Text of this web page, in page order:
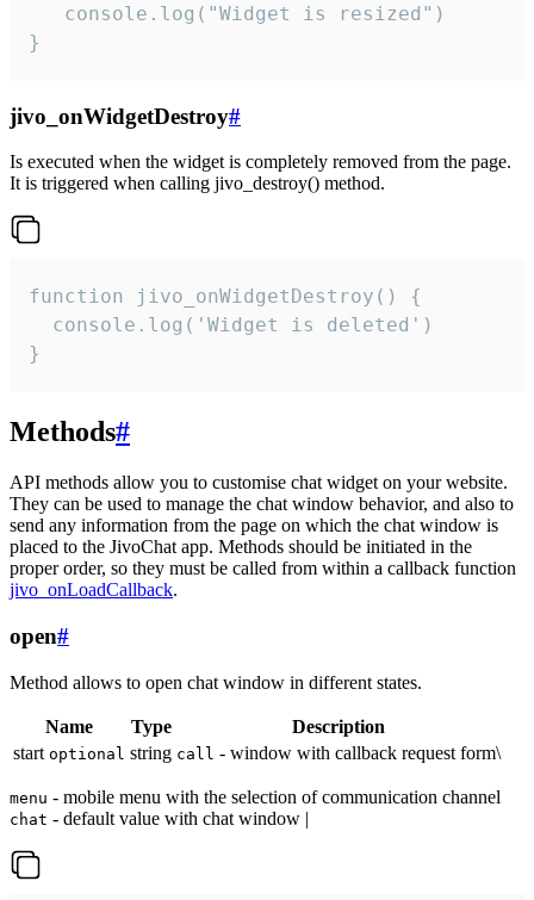
   console.log("Widget is resized")
}
jivo_onWidgetDestroy#
Is executed when the widget is completely removed from the page.
It is triggered when calling jivo_destroy() method.
function jivo_onWidgetDestroy() {
  console.log('Widget is deleted')
}
Methods#
API methods allow you to customise chat widget on your website.
They can be used to manage the chat window behavior, and also to
send any information from the page on which the chat window is
placed to the JivoChat app. Methods should be initiated in the
proper order, so they must be called from within a callback function
jivo_onLoadCallback.
open#
Method allows to open chat window in different states.
Name Type
Description
start optional string call - window with callback request form\
menu - mobile menu with the selection of communication channel
chat - default value with chat window |